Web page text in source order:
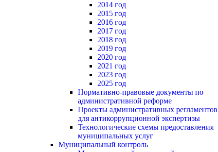
2014 год
2015 год
2016 год
2017 год
2018 год
2019 год
2020 год
2021 год
2023 год
2025 год
Нормативно-правовые документы по
административной реформе
Проекты административных регламентов
для антикоррупционной экспертизы
Технологические схемы предоставления
муниципальных услуг
Муниципальный контроль